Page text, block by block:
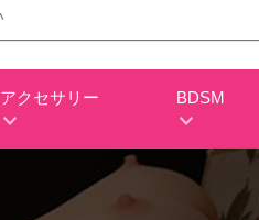
アクセサリー BDSM